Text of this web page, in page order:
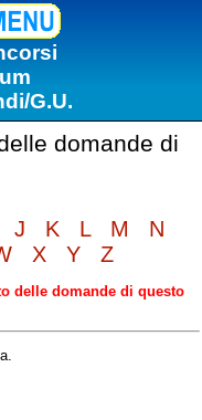
G.U.
domande di
J K L M
N
X Y Z
delle domande di questo